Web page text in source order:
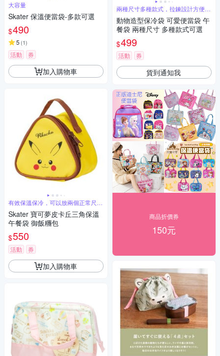
大容量
Skater 保溫便當袋-多款可選
$490
5 (1)
活動 券
加入購物車
有效保溫保冷，可以放兩個正常尺寸
飯糰
Skater 寶可夢皮卡丘三角保溫
午餐袋 御飯糰包
$550
活動 券
加入購物車
兩種尺寸多種款式，拉鍊設計方便開
關
動物造型保冷袋 可愛便當袋 午
餐袋 兩種尺寸 多種款式可選
$499
活動 券
貨到通知我
商品折價券
150元